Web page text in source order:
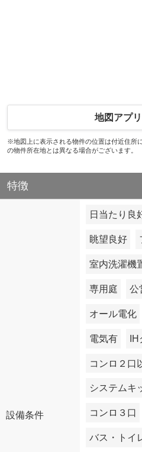
地図アプ
※地図上に表示される物件の位置は付近住所
の物件所在地とは異なる場合がございます。
特徴
設備条件
日当たり良
眺望良好
室内洗濯機
専用庭 公
オール電化
電気有
コンロ２口
システムキ
コンロ３口
バス・トイ